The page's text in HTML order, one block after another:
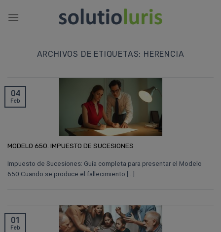
ARCHIVOS DE ETIQUETAS: HERENCIA
MODELO 650. IMPUESTO DE SUCESIONES
Impuesto de Sucesiones: Guía completa para presentar el Modelo
650 Cuando se produce el fallecimiento [...]
04
Feb
01
Feb